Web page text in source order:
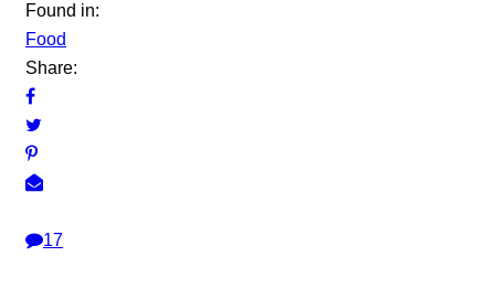
Found in:
Food
Share:
17